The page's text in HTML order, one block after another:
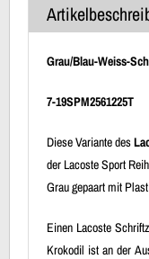
Grau/Blau-Weiss-
7-19SPM2561225T
Diese Variante des
der Lacoste Sport
Grau gepaart mit
Einen Lacoste
Krokodil ist an der